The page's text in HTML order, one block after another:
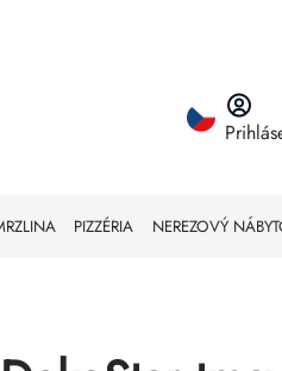
PIZZÉRIA NEREZOVÝ